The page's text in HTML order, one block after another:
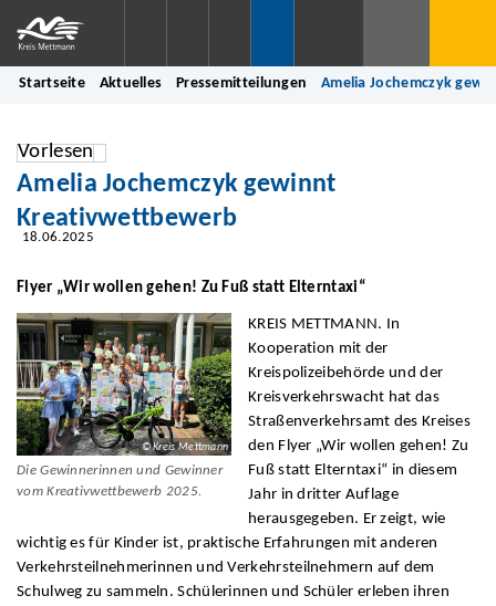
Startseite Aktuelles Pressemitteilungen Amelia Jochemczyk
Vorlesen
Amelia Jochemczyk gewinnt
Kreativwettbewerb
18.06.2025
Flyer „Wir wollen gehen! Zu Fuß statt Elterntaxi“
© Kreis Mettmann
Die Gewinnerinnen und Gewinner
vom Kreativwettbewerb 2025.
KREIS METTMANN. In
Kooperation mit der
Kreispolizeibehörde und der
Kreisverkehrswacht hat das
Straßenverkehrsamt des Kreises
den Flyer „Wir wollen gehen! Zu
Fuß statt Elterntaxi“ in diesem
Jahr in dritter Auflage
herausgegeben. Er zeigt, wie
wichtig es für Kinder ist, praktische Erfahrungen mit anderen
Verkehrsteilnehmerinnen und Verkehrsteilnehmern auf dem
Schulweg zu sammeln. Schülerinnen und Schüler erleben ihren